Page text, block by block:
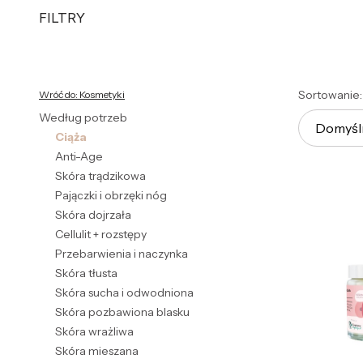
FILTRY
Wróć do: Kosmetyki
Według potrzeb
Ciąża
Anti-Age
Skóra trądzikowa
Pajączki i obrzęki nóg
Skóra dojrzała
Cellulit + rozstępy
Przebarwienia i naczynka
Skóra tłusta
Skóra sucha i odwodniona
Skóra pozbawiona blasku
Skóra wrażliwa
Skóra mieszana
Lista
Sortowanie: